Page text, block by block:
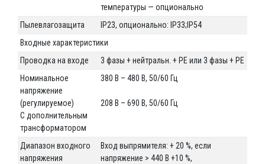
температуры — опционально
Пылевлагозащита
IP23, опционально: IP33;IP54
Входные характеристики
Проводка на входе
3 фазы + нейтральн. + РЕ или 3 фазы + РЕ
Номинальное
напряжение
(регулируемое)
С дополнительным
трансформатором
380 В – 480 В, 50/60 Гц
208 В – 690 В, 50/60 Гц
Диапазон входного
напряжения
Вход выпрямителя: + 20 %, если
напряжение > 440 В +10 %,